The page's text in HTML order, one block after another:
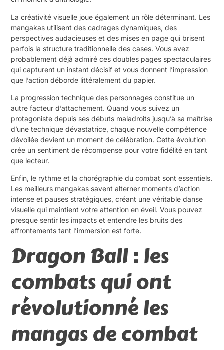
La créativité visuelle joue également un rôle déterminant. Les
mangakas utilisent des cadrages dynamiques, des
perspectives audacieuses et des mises en page qui brisent
parfois la structure traditionnelle des cases. Vous avez
probablement déjà admiré ces doubles pages spectaculaires
qui capturent un instant décisif et vous donnent l’impression
que l’action déborde littéralement du papier.
La progression technique des personnages constitue un
autre facteur d’attachement. Quand vous suivez un
protagoniste depuis ses débuts maladroits jusqu’à sa maîtrise
d’une technique dévastatrice, chaque nouvelle compétence
dévoilée devient un moment de célébration. Cette évolution
crée un sentiment de récompense pour votre fidélité en tant
que lecteur.
Enfin, le rythme et la chorégraphie du combat sont essentiels.
Les meilleurs mangakas savent alterner moments d’action
intense et pauses stratégiques, créant une véritable danse
visuelle qui maintient votre attention en éveil. Vous pouvez
presque sentir les impacts et entendre les bruits des
affrontements tant l’immersion est forte.
Dragon Ball : les
combats qui ont
révolutionné les
mangas de combat